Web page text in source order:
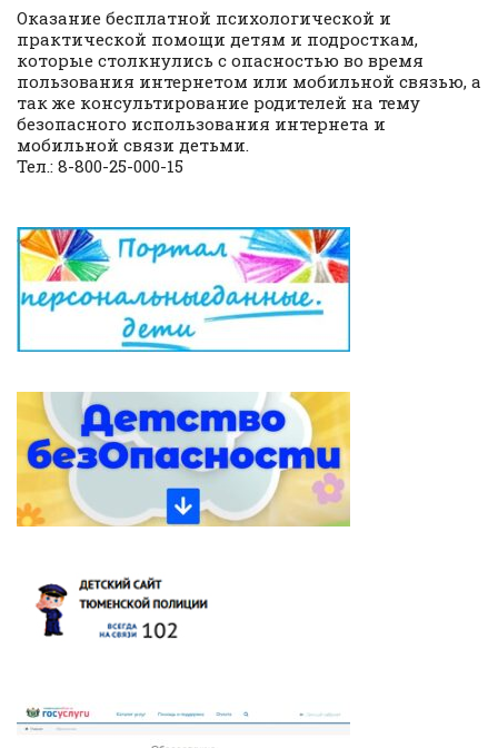
Оказание бесплатной психологической и
практической помощи детям и подросткам,
которые столкнулись с опасностью во время
пользования интернетом или мобильной связью, а
так же консультирование родителей на тему
безопасного использования интернета и
мобильной связи детьми.
Тел.: 8-800-25-000-15